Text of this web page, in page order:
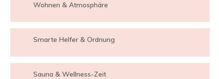
Wohnen & Atmosphäre
Smarte Helfer & Ordnung
Sauna & Wellness-Zeit